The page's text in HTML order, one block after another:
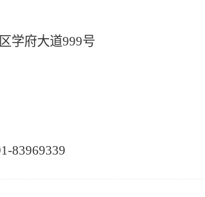
学府大道999号
83969339